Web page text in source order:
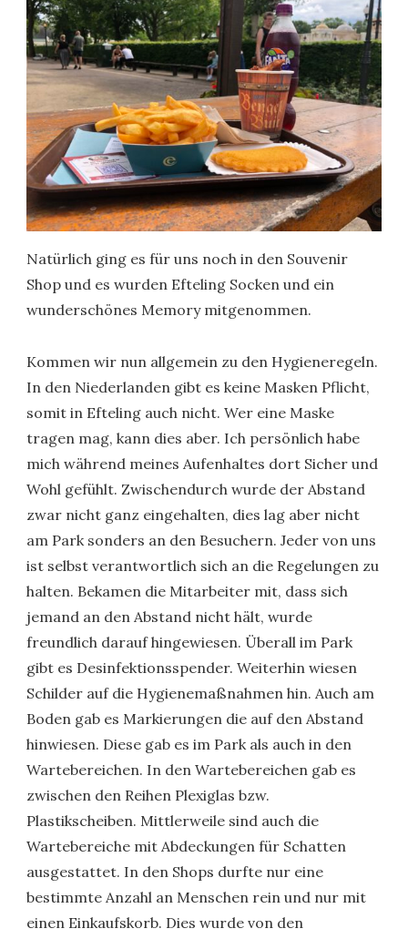
Natürlich ging es für uns noch in den Souvenir
Shop und es wurden Efteling Socken und ein
wunderschönes Memory mitgenommen.
Kommen wir nun allgemein zu den Hygieneregeln.
In den Niederlanden gibt es keine Masken Pflicht,
somit in Efteling auch nicht. Wer eine Maske
tragen mag, kann dies aber. Ich persönlich habe
mich während meines Aufenhaltes dort Sicher und
Wohl gefühlt. Zwischendurch wurde der Abstand
zwar nicht ganz eingehalten, dies lag aber nicht
am Park sonders an den Besuchern. Jeder von uns
ist selbst verantwortlich sich an die Regelungen zu
halten. Bekamen die Mitarbeiter mit, dass sich
jemand an den Abstand nicht hält, wurde
freundlich darauf hingewiesen. Überall im Park
gibt es Desinfektionsspender. Weiterhin wiesen
Schilder auf die Hygienemaßnahmen hin. Auch am
Boden gab es Markierungen die auf den Abstand
hinwiesen. Diese gab es im Park als auch in den
Wartebereichen. In den Wartebereichen gab es
zwischen den Reihen Plexiglas bzw.
Plastikscheiben. Mittlerweile sind auch die
Wartebereiche mit Abdeckungen für Schatten
ausgestattet. In den Shops durfte nur eine
bestimmte Anzahl an Menschen rein und nur mit
einen Einkaufskorb. Dies wurde von den